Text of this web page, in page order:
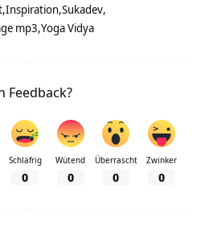
Inspiration Sukadev
mp3 Yoga Vidya
Feedback?
Schläfrig
0
Wütend
0
Überrascht
0
Zwinker
0